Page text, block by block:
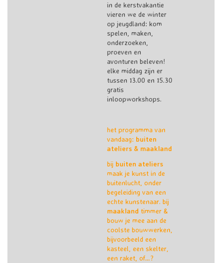
in de kerstvakantie
vieren we de winter
op jeugdland: kom
spelen, maken,
onderzoeken,
proeven en
avonturen beleven!
elke middag zijn er
tussen 13.00 en 15.30
gratis
inloopworkshops.
het programma van
vandaag: buiten
ateliers & maakland
bij buiten ateliers
maak je kunst in de
buitenlucht, onder
begeleiding van een
echte kunstenaar. bij
maakland timmer &
bouw je mee aan de
coolste bouwwerken,
bijvoorbeeld een
kasteel, een skelter,
een raket, of…?